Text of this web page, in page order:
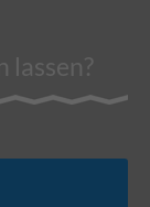
lassen?